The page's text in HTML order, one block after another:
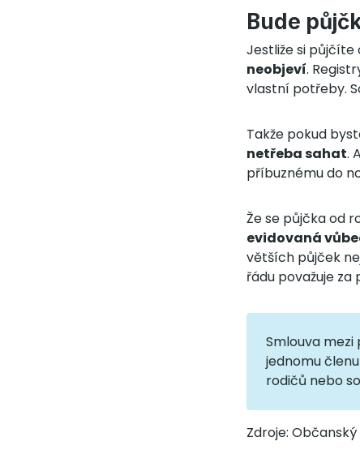
Bude
Jestliže si půjčíte
neobjeví.
vlastní potřeby.
Takže pokud
netřeba sahat.
příbuznému do
Že se půjčka od
evidovaná
větších půjček
řádu považuje za
Smlouva mezi
jednomu
rodičů nebo
Zdroje: